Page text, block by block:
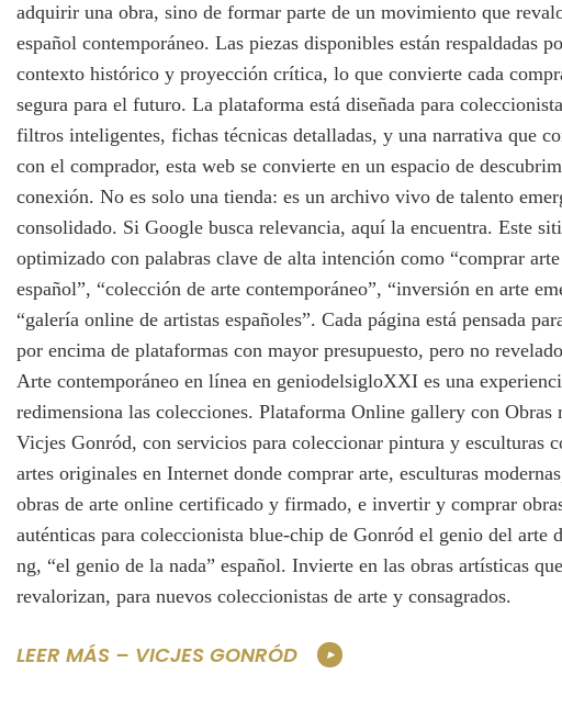
adquirir una obra, sino de formar parte de un movimiento que
español contemporáneo. Las piezas disponibles están respaldadas
contexto histórico y proyección crítica, lo que convierte cada
segura para el futuro. La plataforma está diseñada para
filtros inteligentes, fichas técnicas detalladas, y una narrativa que
con el comprador, esta web se convierte en un espacio de
conexión. No es solo una tienda: es un archivo vivo de talento
consolidado. Si Google busca relevancia, aquí la encuentra. Este
optimizado con palabras clave de alta intención como “comprar
español”, “colección de arte contemporáneo”, “inversión en arte
“galería online de artistas españoles”. Cada página está pensada
por encima de plataformas con mayor presupuesto, pero no
Arte contemporáneo en línea en geniodelsigloXXI es una
redimensiona las colecciones. Plataforma Online gallery con Obras
Vicjes Gonród, con servicios para coleccionar pintura y esculturas
artes originales en Internet donde comprar arte, esculturas
obras de arte online certificado y firmado, e invertir y comprar
auténticas para coleccionista blue-chip de Gonród el genio del arte
ng, “el genio de la nada” español. Invierte en las obras artísticas
revalorizan, para nuevos coleccionistas de arte y consagrados.
LEER MÁS – VICJES GONRÓD